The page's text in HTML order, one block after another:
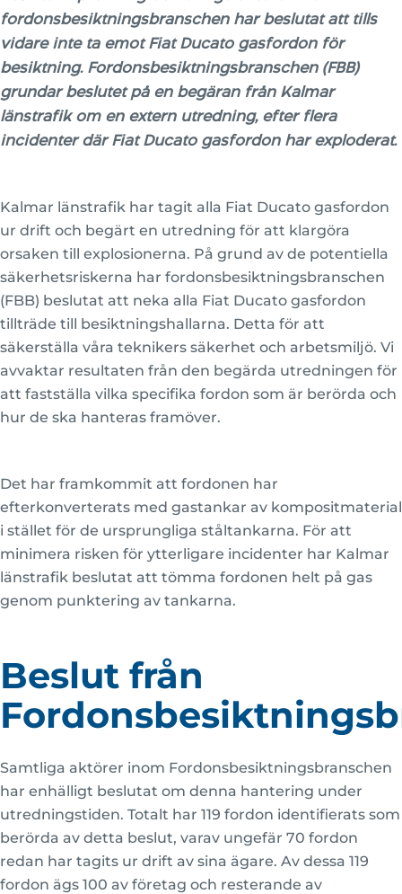
fordonsbesiktningsbranschen har beslutat att tills
vidare inte ta emot Fiat Ducato gasfordon för
besiktning. Fordonsbesiktningsbranschen (FBB)
grundar beslutet på en begäran från Kalmar
länstrafik om en extern utredning, efter flera
incidenter där Fiat Ducato gasfordon har exploderat.
Kalmar länstrafik har tagit alla Fiat Ducato gasfordon
ur drift och begärt en utredning för att klargöra
orsaken till explosionerna. På grund av de potentiella
säkerhetsriskerna har fordonsbesiktningsbranschen
(FBB) beslutat att neka alla Fiat Ducato gasfordon
tillträde till besiktningshallarna. Detta för att
säkerställa våra teknikers säkerhet och arbetsmiljö. Vi
avvaktar resultaten från den begärda utredningen för
att fastställa vilka specifika fordon som är berörda och
hur de ska hanteras framöver.
Det har framkommit att fordonen har
efterkonverterats med gastankar av kompositmaterial
i stället för de ursprungliga ståltankarna. För att
minimera risken för ytterligare incidenter har Kalmar
länstrafik beslutat att tömma fordonen helt på gas
genom punktering av tankarna.
Beslut från
Samtliga aktörer inom Fordonsbesiktningsbranschen
har enhälligt beslutat om denna hantering under
utredningstiden. Totalt har 119 fordon identifierats som
berörda av detta beslut, varav ungefär 70 fordon
redan har tagits ur drift av sina ägare. Av dessa 119
fordon ägs 100 av företag och resterande av